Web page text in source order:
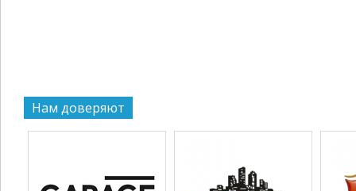
Нам доверяют